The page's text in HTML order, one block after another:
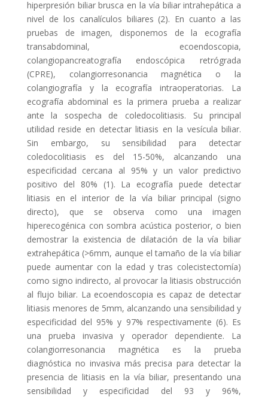
hiperpresión biliar brusca en la vía biliar intrahepática a
nivel de los canalículos biliares (2). En cuanto a las
pruebas de imagen, disponemos de la ecografía
transabdominal, ecoendoscopia,
colangiopancreatografía endoscópica retrógrada
(CPRE), colangiorresonancia magnética o la
colangiografía y la ecografía intraoperatorias. La
ecografía abdominal es la primera prueba a realizar
ante la sospecha de coledocolitiasis. Su principal
utilidad reside en detectar litiasis en la vesícula biliar.
Sin embargo, su sensibilidad para detectar
coledocolitiasis es del 15-50%, alcanzando una
especificidad cercana al 95% y un valor predictivo
positivo del 80% (1). La ecografía puede detectar
litiasis en el interior de la vía biliar principal (signo
directo), que se observa como una imagen
hiperecogénica con sombra acústica posterior, o bien
demostrar la existencia de dilatación de la vía biliar
extrahepática (>6mm, aunque el tamaño de la vía biliar
puede aumentar con la edad y tras colecistectomía)
como signo indirecto, al provocar la litiasis obstrucción
al flujo biliar. La ecoendoscopia es capaz de detectar
litiasis menores de 5mm, alcanzando una sensibilidad y
especificidad del 95% y 97% respectivamente (6). Es
una prueba invasiva y operador dependiente. La
colangiorresonancia magnética es la prueba
diagnóstica no invasiva más precisa para detectar la
presencia de litiasis en la vía biliar, presentando una
sensibilidad y especificidad del 93 y 96%,